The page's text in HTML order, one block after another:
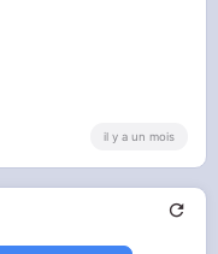
il y a un mois